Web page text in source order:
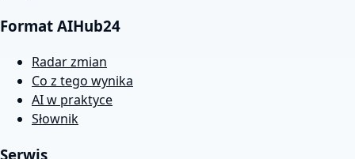
Format AIHub24
Radar zmian
Co z tego wynika
AI w praktyce
Słownik
Serwis